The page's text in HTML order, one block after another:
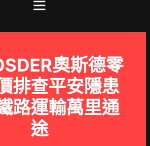
奧斯德零
排查平安隱患
路運輸萬里通
途